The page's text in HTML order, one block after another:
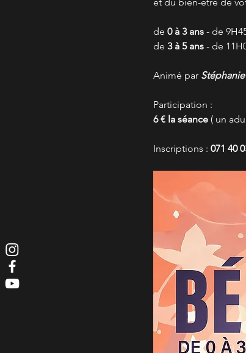
de 0 à 3 ans - de
de 3 à 5 ans - de
Animé par
Participation :
6 € la séance ( un
Inscriptions : 071 40